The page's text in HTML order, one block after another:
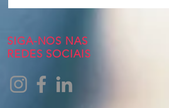
SIGA-NOS NAS
REDES SOCIAIS